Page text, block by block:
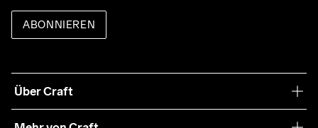
ABONNIEREN
Über Craft